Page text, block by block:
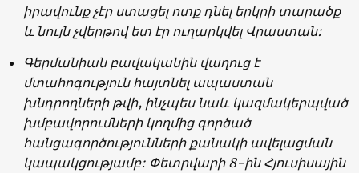
իրավունք չէր ստացել ոտք դնել երկրի տարածք
և նույն չվերթով ետ էր ուղարկվել Վրաստան:
Գերմանիան բավականին վաղուց է
մտահոգություն հայտնել ապաստան
խնդրողների թվի, ինչպես նաև կազմակերպված
խմբավորումների կողմից գործած
հանցագործությունների քանակի ավելացման
կապակցությամբ: Փետրվարի 8-ին Հյուսիսային